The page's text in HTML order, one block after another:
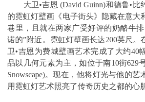
大卫•吉恩 (David Guinn)和德鲁•比
的霓虹灯壁画《电子街头》隐藏在意大
巷里，且就在两家广受好评的奶酪牛
诺的”附近。霓虹灯壁画长达200英尺。
卫•吉恩为费城壁画艺术完成了大约40
品以几何元素为主，如位于南10街629
Snowscape)。现在，他将灯光与他的艺
用霓虹灯艺术照亮了传奇历史之都的心